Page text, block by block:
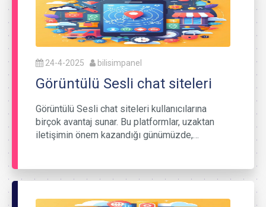
24-4-2025 bilisimpanel
Görüntülü Sesli chat siteleri
Görüntülü Sesli chat siteleri kullanıcılarına
birçok avantaj sunar. Bu platformlar, uzaktan
iletişimin önem kazandığı günümüzde,…